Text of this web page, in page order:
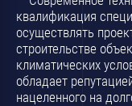
квалификация
осуществлять
строительстве
климатических
обладает
нацеленного на